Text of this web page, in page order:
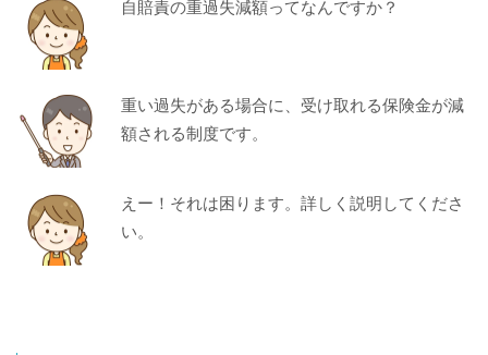
自賠責の重過失減額ってなんですか？
重い過失がある場合に、受け取れる保険金が減
額される制度です。
えー！それは困ります。詳しく説明してくださ
い。